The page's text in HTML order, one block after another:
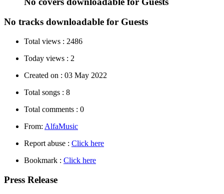
No tracks downloadable for Guests
Total views : 2486
Today views : 2
Created on : 03 May 2022
Total songs : 8
Total comments : 0
From: AlfaMusic
Report abuse : Click here
Bookmark : Click here
Press Release